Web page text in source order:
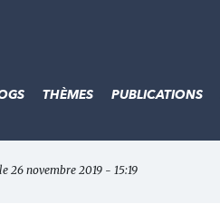
THÈMES PUBLICATIONS
26 novembre 2019 - 15:19